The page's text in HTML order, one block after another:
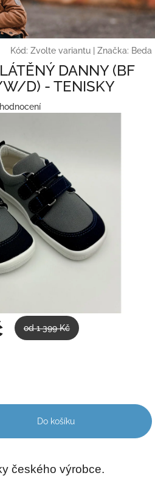
Kód: Zvolte variantu Značka: Beda
DANNY (BF
D) - TENISKY
od 1 399 Kč
Do košíku
českého výrobce.